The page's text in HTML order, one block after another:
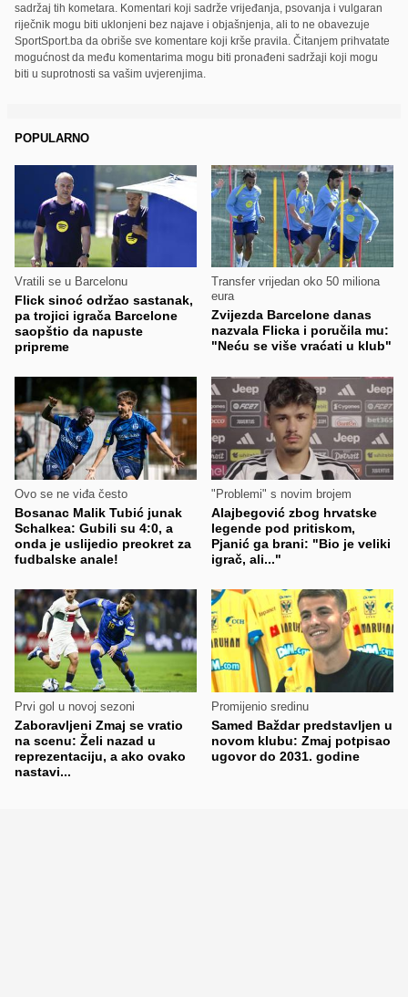
sadržaj tih kometara. Komentari koji sadrže vrijeđanja, psovanja i vulgaran
riječnik mogu biti uklonjeni bez najave i objašnjenja, ali to ne obavezuje
SportSport.ba da obriše sve komentare koji krše pravila. Čitanjem prihvatate
mogućnost da među komentarima mogu biti pronađeni sadržaji koji mogu
biti u suprotnosti sa vašim uvjerenjima.
POPULARNO
Vratili se u Barcelonu
Flick sinoć održao sastanak,
pa trojici igrača Barcelone
saopštio da napuste
pripreme
Transfer vrijedan oko 50 miliona
eura
Zvijezda Barcelone danas
nazvala Flicka i poručila mu:
"Neću se više vraćati u klub"
Ovo se ne viđa često
Bosanac Malik Tubić junak
Schalkea: Gubili su 4:0, a
onda je uslijedio preokret za
fudbalske anale!
"Problemi" s novim brojem
Alajbegović zbog hrvatske
legende pod pritiskom,
Pjanić ga brani: "Bio je veliki
igrač, ali..."
Prvi gol u novoj sezoni
Zaboravljeni Zmaj se vratio
na scenu: Želi nazad u
reprezentaciju, a ako ovako
nastavi...
Promijenio sredinu
Samed Baždar predstavljen u
novom klubu: Zmaj potpisao
ugovor do 2031. godine